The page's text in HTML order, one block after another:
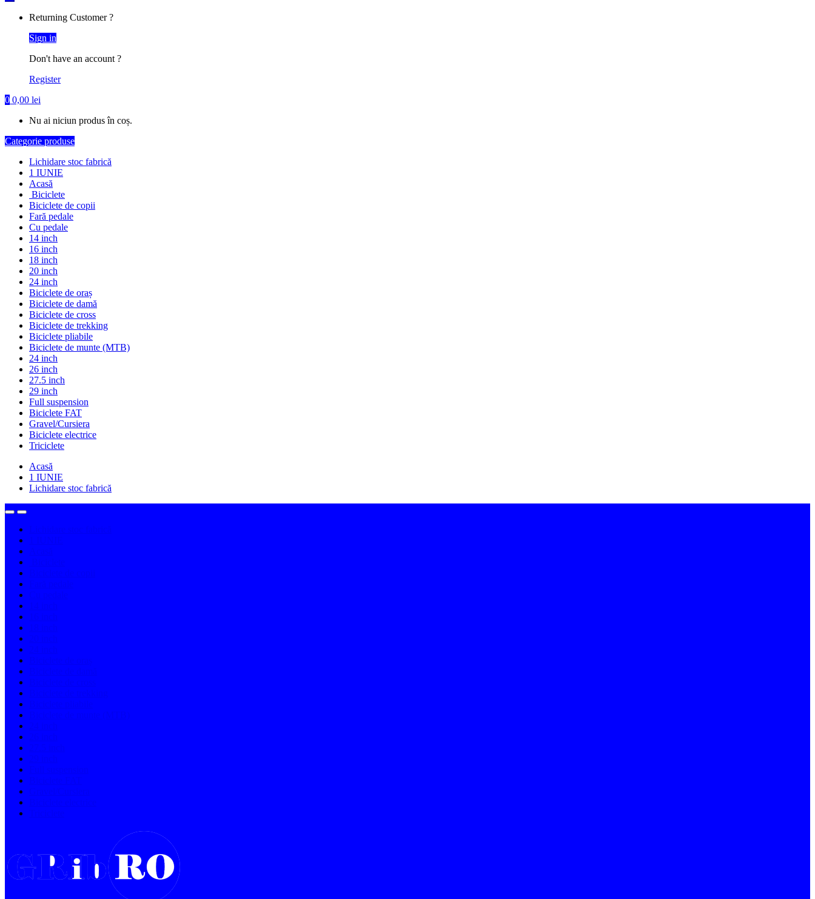
Returning Customer ?
Sign in
Don't have an account ?
Register
0 0,00 lei
Nu ai niciun produs în coș.
Categorie produse
Lichidare stoc fabrică
1 IUNIE
Acasă
Biciclete
Biciclete de copii
Fară pedale
Cu pedale
14 inch
16 inch
18 inch
20 inch
24 inch
Biciclete de oraș
Biciclete de damă
Biciclete de cross
Biciclete de trekking
Biciclete pliabile
Biciclete de munte (MTB)
24 inch
26 inch
27.5 inch
29 inch
Full suspension
Biciclete FAT
Gravel/Cursiera
Biciclete electrice
Triciclete
Acasă
1 IUNIE
Lichidare stoc fabrică